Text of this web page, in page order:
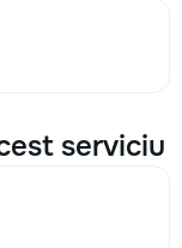
serviciu